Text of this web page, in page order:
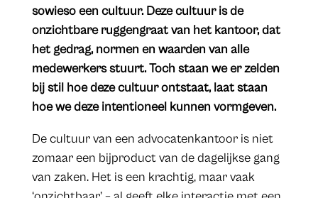
sowieso een cultuur. Deze cultuur is de
onzichtbare ruggengraat van het kantoor, dat
het gedrag, normen en waarden van alle
medewerkers stuurt. Toch staan we er zelden
bij stil hoe deze cultuur ontstaat, laat staan
hoe we deze intentioneel kunnen vormgeven.
De cultuur van een advocatenkantoor is niet
zomaar een bijproduct van de dagelijkse gang
van zaken. Het is een krachtig, maar vaak